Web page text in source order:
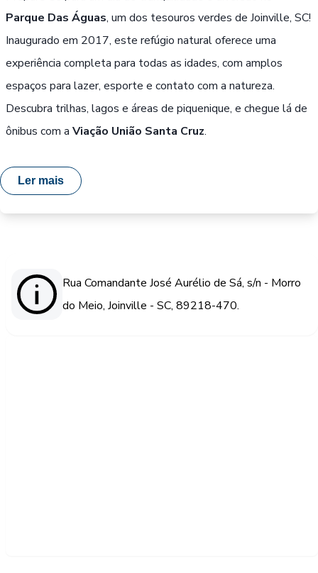
Parque Das Águas, um dos tesouros verdes de Joinville, SC!
Inaugurado em 2017, este refúgio natural oferece uma
experiência completa para todas as idades, com amplos
espaços para lazer, esporte e contato com a natureza.
Descubra trilhas, lagos e áreas de piquenique, e chegue lá de
ônibus com a Viação União Santa Cruz.
Ler mais
Rua Comandante José Aurélio de Sá, s/n - Morro
do Meio, Joinville - SC, 89218-470.